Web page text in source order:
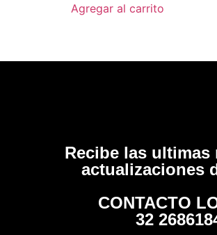
Agregar al carrito
Recibe las ultimas
actualizaciones
CONTACTO
32